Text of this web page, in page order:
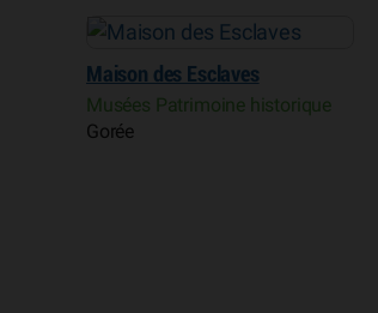
Maison des Esclaves
Musées Patrimoine historique
Gorée